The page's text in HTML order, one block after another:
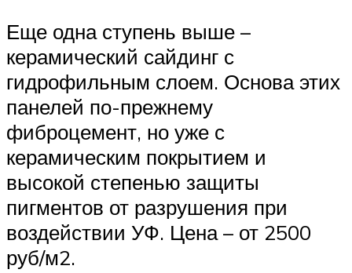
Еще одна ступень выше –
керамический сайдинг с
гидрофильным слоем. Основа этих
панелей по-прежнему
фиброцемент, но уже с
керамическим покрытием и
высокой степенью защиты
пигментов от разрушения при
воздействии УФ. Цена – от 2500
руб/м2.